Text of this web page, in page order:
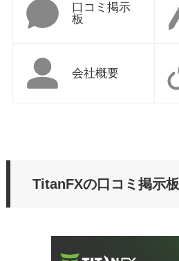
口コミ掲示
板
会社概要
TitanFXの口コミ掲示板